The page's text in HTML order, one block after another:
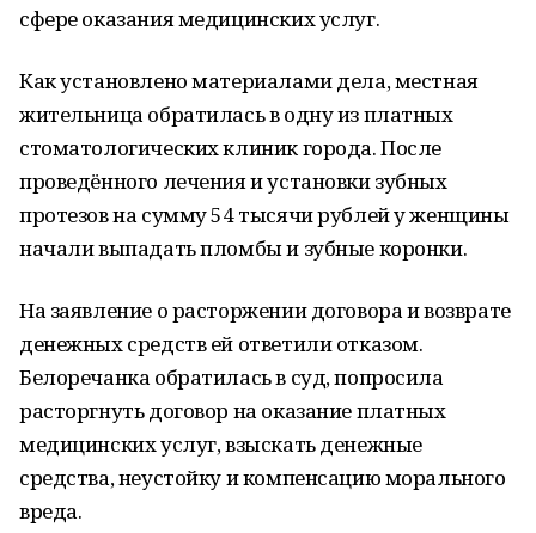
сфере оказания медицинских услуг.
Как установлено материалами дела, местная
жительница обратилась в одну из платных
стоматологических клиник города. После
проведённого лечения и установки зубных
протезов на сумму 54 тысячи рублей у женщины
начали выпадать пломбы и зубные коронки.
На заявление о расторжении договора и возврате
денежных средств ей ответили отказом.
Белоречанка обратилась в суд, попросила
расторгнуть договор на оказание платных
медицинских услуг, взыскать денежные
средства, неустойку и компенсацию морального
вреда.